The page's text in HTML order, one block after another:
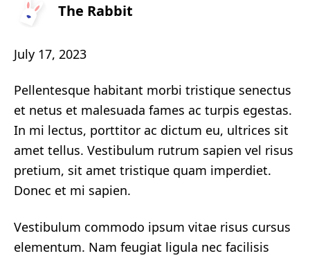
The Rabbit
July 17, 2023
Pellentesque habitant morbi tristique senectus
et netus et malesuada fames ac turpis egestas.
In mi lectus, porttitor ac dictum eu, ultrices sit
amet tellus. Vestibulum rutrum sapien vel risus
pretium, sit amet tristique quam imperdiet.
Donec et mi sapien.
Vestibulum commodo ipsum vitae risus cursus
elementum. Nam feugiat ligula nec facilisis